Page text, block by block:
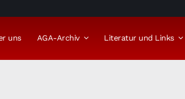
uns AGA-Archiv Literatur und Links